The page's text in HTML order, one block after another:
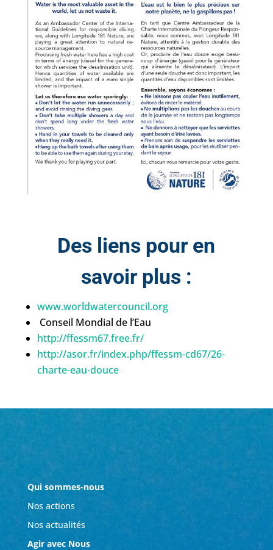
Des liens pour en
savoir plus :
www.worldwatercouncil.org
Conseil Mondial de l’Eau
http://ffessm67.free.fr/
http://asor.fr/index.php/ffessm-cd67/26-
charte-eau-douce
Qui sommes-nous
Nos actions
Nos actualités
Agir avec Nous